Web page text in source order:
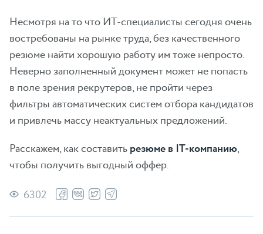
Несмотря на то что ИТ-специалисты сегодня очень
востребованы на рынке труда, без качественного
резюме найти хорошую работу им тоже непросто.
Неверно заполненный документ может не попасть
в поле зрения рекрутеров, не пройти через
фильтры автоматических систем отбора кандидатов
и привлечь массу неактуальных предложений.
Расскажем, как составить резюме в IT-компанию,
чтобы получить выгодный оффер.
6302